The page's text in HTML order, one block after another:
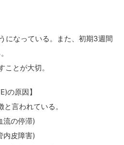
になっている。また、初期3週間
とが大切。
の原因】
言われている。
流の停滞)
内皮障害)